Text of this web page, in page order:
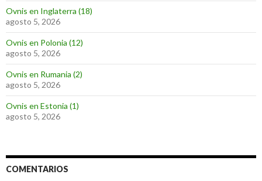
Ovnis en Inglaterra (18)
agosto 5, 2026
Ovnis en Polonia (12)
agosto 5, 2026
Ovnis en Rumania (2)
agosto 5, 2026
Ovnis en Estonia (1)
agosto 5, 2026
COMENTARIOS